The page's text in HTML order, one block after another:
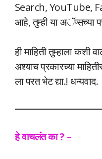
Search, YouTube,
आहे, तुम्ही या अॅप्सच्या
ही माहिती तुम्हाला
अश्याच प्रकारच्या
ला परत भेट द्या.! धन्यवाद.
हे वाचलंत का ? –